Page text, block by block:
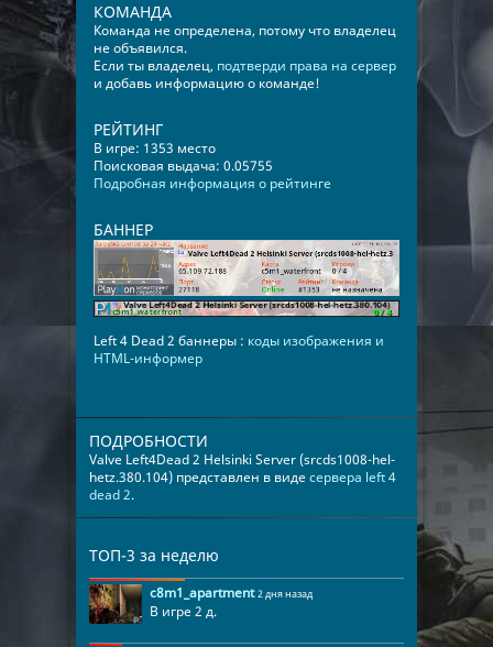
КОМАНДА
Команда не определена, потому что владелец
не объявился.
Если ты владелец, подтверди права на сервер
и добавь информацию о команде!
РЕЙТИНГ
В игре: 1353 место
Поисковая выдача: 0.05755
Подробная информация о рейтинге
БАННЕР
Left 4 Dead 2 баннеры : коды изображения и
HTML-информер
ПОДРОБНОСТИ
Valve Left4Dead 2 Helsinki Server (srcds1008-hel-
hetz.380.104) представлен в видесервера left 4
dead 2.
ТОП-3 за неделю
c8m1_apartment 2 дня назад
В игре 2 д.